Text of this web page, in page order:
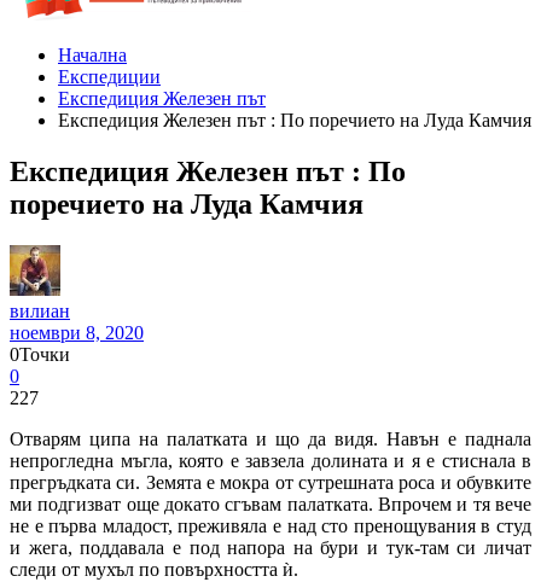
Начална
Експедиции
Експедиция Железен път
Експедиция Железен път : По поречието на Луда Камчия
Експедиция Железен път : По
поречието на Луда Камчия
вилиан
ноември 8, 2020
0Точки
0
227
Отварям ципа на палатката и що да видя. Навън е паднала
непрогледна мъгла, която е завзела долината и я е стиснала в
прегръдката си. Земята е мокра от сутрешната роса и обувките
ми подгизват още докато сгъвам палатката. Впрочем и тя вече
не е първа младост, преживяла е над сто пренощувания в студ
и жега, поддавала е под напора на бури и тук-там си личат
следи от мухъл по повърхността ѝ.